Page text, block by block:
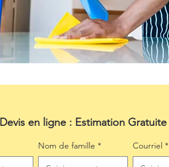
Devis en ligne : Estimation Gratuite
Nom de famille * Courriel *